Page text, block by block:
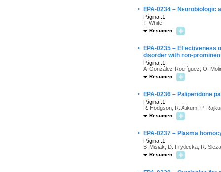
· EPA-0234 –
Página :1
T. White
Resumen
·
EPA-0235 – Effectiveness
disorder with non-
Página :1
A. González-Rodríguez, O.
Resumen
· EPA-0236 – Paliperidone
Página :1
R. Hodgson, R. Atikum, P.
Resumen
· EPA-0237 – Plasma
Página :1
B. Misiak, D. Frydecka, R.
Resumen